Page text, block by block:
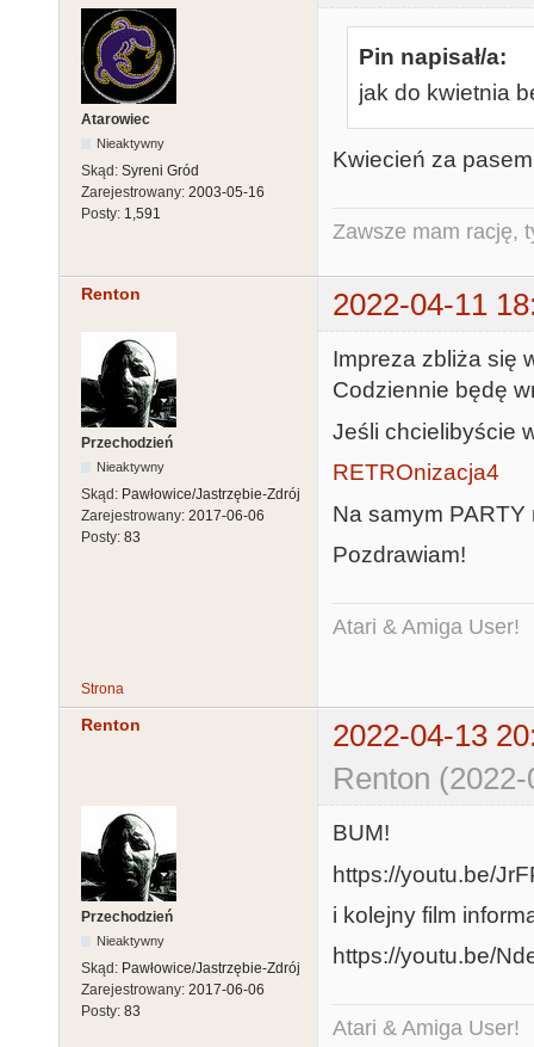
Atarowiec
Nieaktywny
Skąd: Syreni Gród
Zarejestrowany: 2003-05-16
Posty: 1,591
Pin napisał/a:
jak do kwietnia
Kwiecień za
Zawsze mam rację,
Renton 2022-04-11
Przechodzień
Nieaktywny
Skąd: Pawłowice/Jastrzębie-Zdrój
Zarejestrowany: 2017-06-06
Posty: 83
Impreza zbliża się
Codziennie będę
Jeśli chcielibyście
RETROnizacja4
Na samym
Pozdrawiam!
Atari & Amiga User!
Strona
Renton
2022-04-13
Renton
Przechodzień
Nieaktywny
Skąd: Pawłowice/Jastrzębie-Zdrój
Zarejestrowany: 2017-06-06
Posty: 83
BUM!
https://youtu.be/
i kolejny film
https://youtu.be/
Atari & Amiga User!